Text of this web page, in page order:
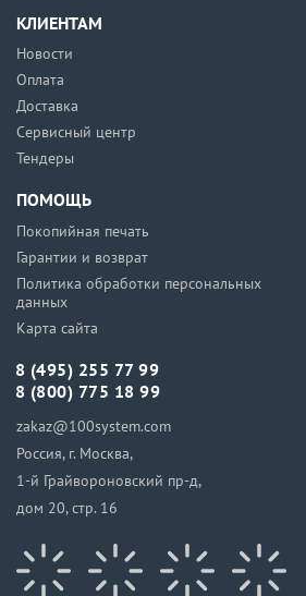
КЛИЕНТАМ
Новости
Оплата
Доставка
Сервисный центр
Тендеры
ПОМОЩЬ
Покопийная печать
Гарантии и возврат
Политика обработки персональных
данных
Карта сайта
8 (495) 255 77 99
8 (800) 775 18 99
zakaz@100system.com
Россия, г. Москва,
1-й Грайвороновский пр-д,
дом 20, стр. 16